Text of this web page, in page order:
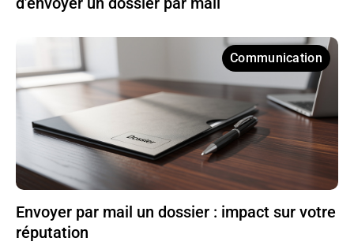
Communication
Envoyer par mail un dossier : impact sur votre
réputation